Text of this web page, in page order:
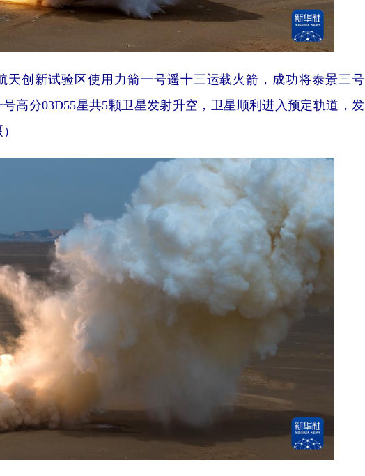
创新试验区使用力箭一号遥十三运载火箭，成功将泰景三号
高分03D55星共5颗卫星发射升空，卫星顺利进入预定轨道，发